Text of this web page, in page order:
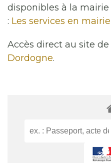
disponibles à la
: Les services en mairie
Accès direct au site de
Dordogne.